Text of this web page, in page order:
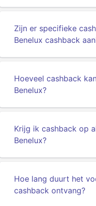
Zijn er specifieke
Benelux cashback
Hoeveel cashback
Benelux?
Krijg ik cashback op
Benelux?
Hoe lang duurt het
cashback ontvang?